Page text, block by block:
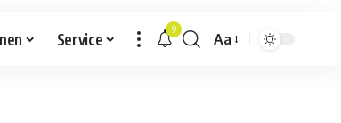
Service 9
Aa